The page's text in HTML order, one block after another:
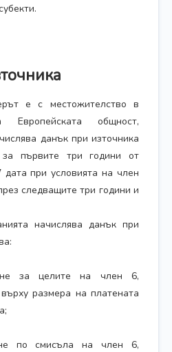
е с местожителство в
Европейската общност,
данък при източника
първите три години от
при условията на член
следващите три години и
начислява данък при
за целите на член 6,
размера на платената
по смисъла на член 6,